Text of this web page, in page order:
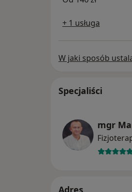
- każdy z trzech
- personel jest
zdrowia.
* Przestrzeganie
- fizjoterapeuci
potwierdza
+ 1 usługa
W jaki sposób
Specjaliści
mgr